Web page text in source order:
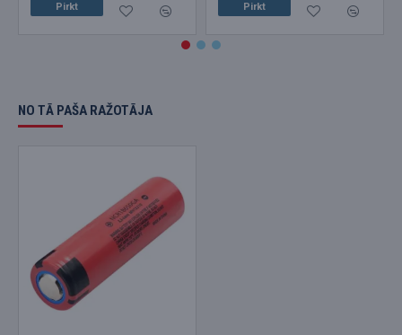
Pirkt Pirkt
NO TĀ PAŠA RAŽOTĀJA